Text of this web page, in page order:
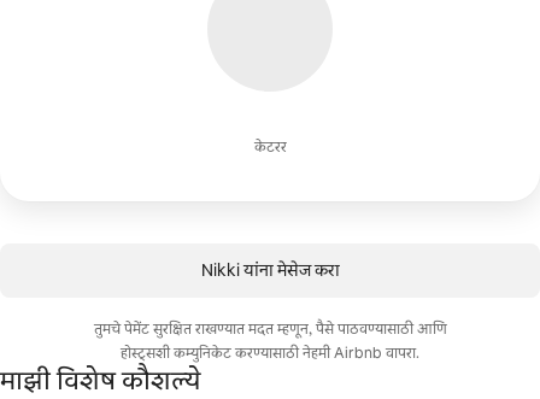
केटरर
Nikki यांना मेसेज करा
तुमचे पेमेंट सुरक्षित राखण्यात मदत म्हणून, पैसे पाठवण्यासाठी आणि
होस्ट्सशी कम्युनिकेट करण्यासाठी नेहमी Airbnb वापरा.
माझी विशेष कौशल्ये